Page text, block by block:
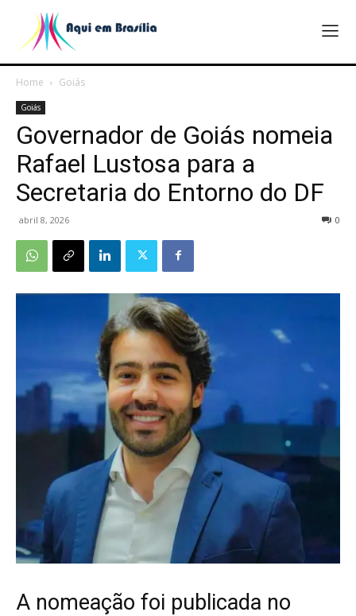
Home Goiás
Goiás
Governador de Goiás nomeia
Rafael Lustosa para a
Secretaria do Entorno do DF
abril 8, 2026 0
A nomeação foi publicada no